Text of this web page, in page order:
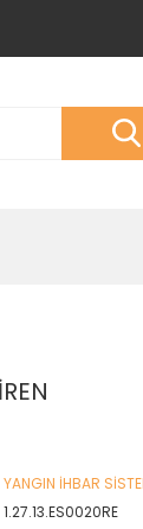
YANGIN İHBAR
1.27.13.ES0020RE